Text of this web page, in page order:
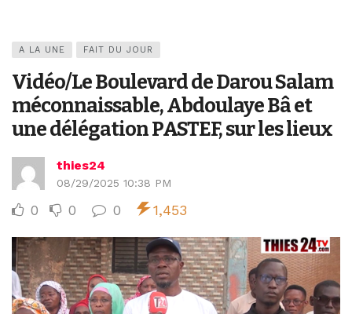
A LA UNE FAIT DU JOUR
Vidéo/Le Boulevard de Darou Salam
méconnaissable, Abdoulaye Bâ et
une délégation PASTEF, sur les lieux
thies24
08/29/2025 10:38 PM
0 0 0 1,453